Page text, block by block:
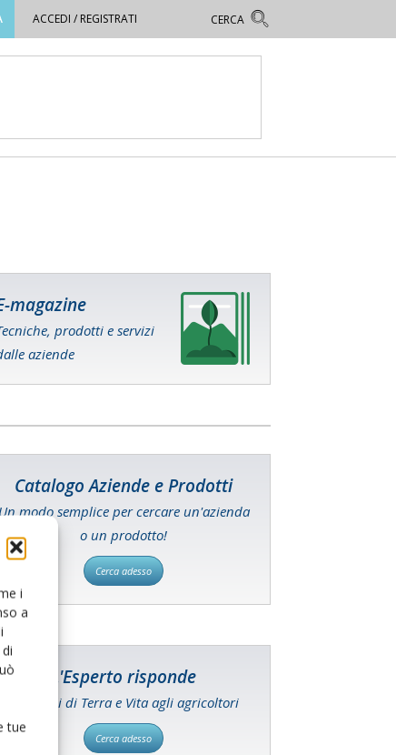
i
a
tue
ACCEDI / REGISTRATI
magazine
prodotti e servizi
aziende
Catalogo Aziende e Prodotti
modo semplice per cercare un'azienda
o un prodotto!
Cerca adesso
L'Esperto risponde
I consigli di Terra e Vita agli agricoltori
Cerca adesso